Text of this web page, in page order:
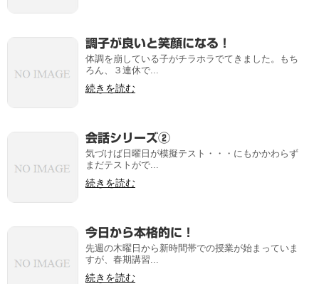
調子が良いと笑顔になる！
体調を崩している子がチラホラでてきました。もち
ろん、３連休で...
続きを読む
会話シリーズ②
気づけば日曜日が模擬テスト・・・にもかかわらず
まだテストがで...
続きを読む
今日から本格的に！
先週の木曜日から新時間帯での授業が始まっていま
すが、春期講習...
続きを読む